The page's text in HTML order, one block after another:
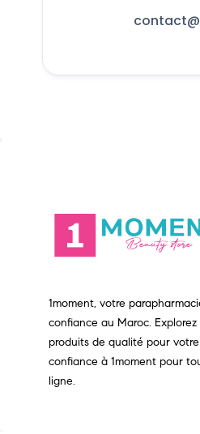
1moment, votre
confiance au Maroc.
produits de qualité pour
confiance à 1moment pour
ligne.